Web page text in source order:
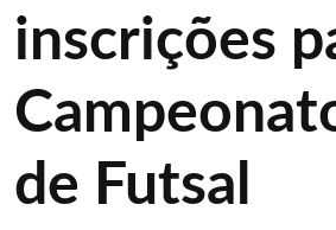
inscrições
de Futsal